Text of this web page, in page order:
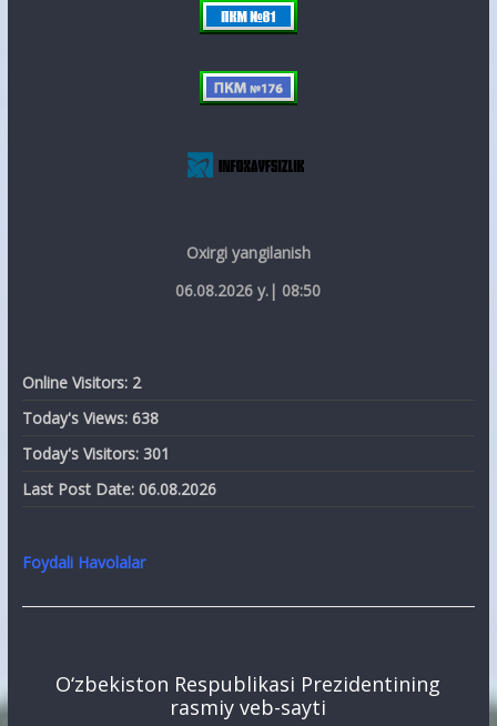
Oxirgi yangilanish
06.08.2026 y.| 08:50
Online Visitors: 2
Today's Views: 638
Today's Visitors: 301
Last Post Date: 06.08.2026
Foydali Havolalar
O‘zbekiston Respublikasi Prezidentining
rasmiy veb-sayti